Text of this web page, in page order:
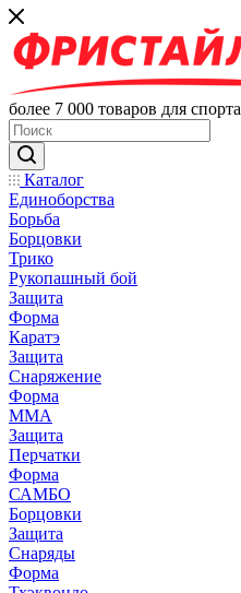
более 7 000 товаров для спорта
Каталог
Единоборства
Борьба
Борцовки
Трико
Рукопашный бой
Защита
Форма
Каратэ
Защита
Снаряжение
Форма
ММА
Защита
Перчатки
Форма
САМБО
Борцовки
Защита
Снаряды
Форма